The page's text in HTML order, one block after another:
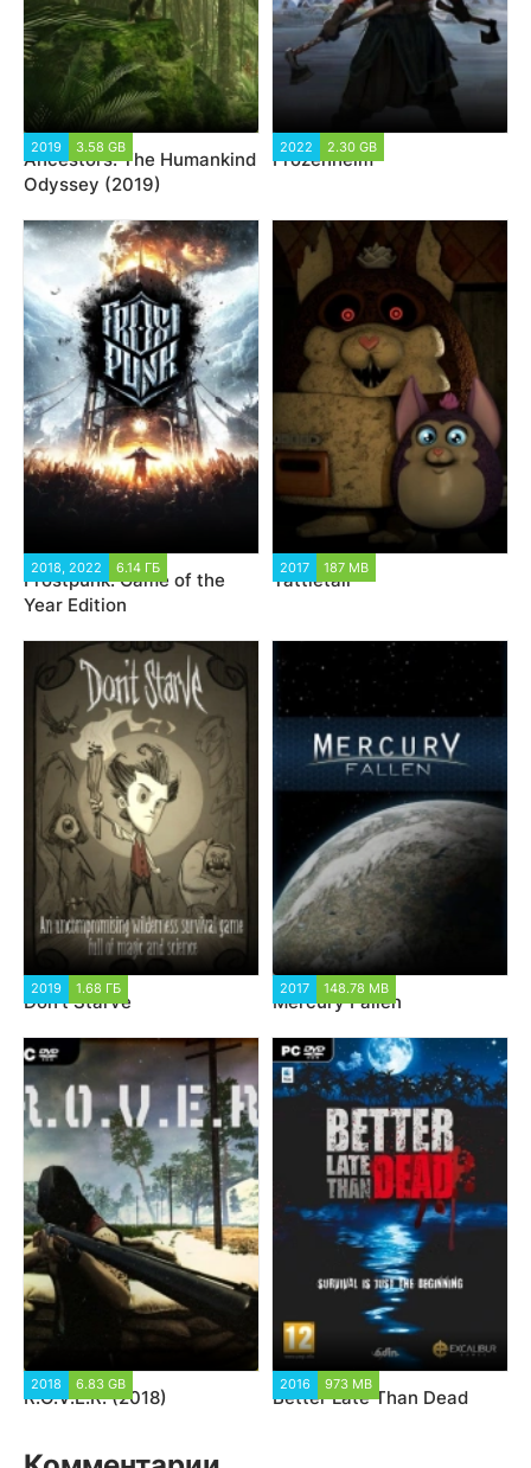
2019 3.58 GB
Ancestors: The Humankind
Odyssey (2019)
2022 2.30 GB
Frozenheim
2018, 2022 6.14 ГБ
Frostpunk: Game of the
Year Edition
2017 187 MB
Tattletail
2019 1.68 ГБ
Don't Starve
2017 148.78 MB
Mercury Fallen
2018 6.83 GB
R.O.V.E.R. (2018)
2016 973 MB
Better Late Than Dead